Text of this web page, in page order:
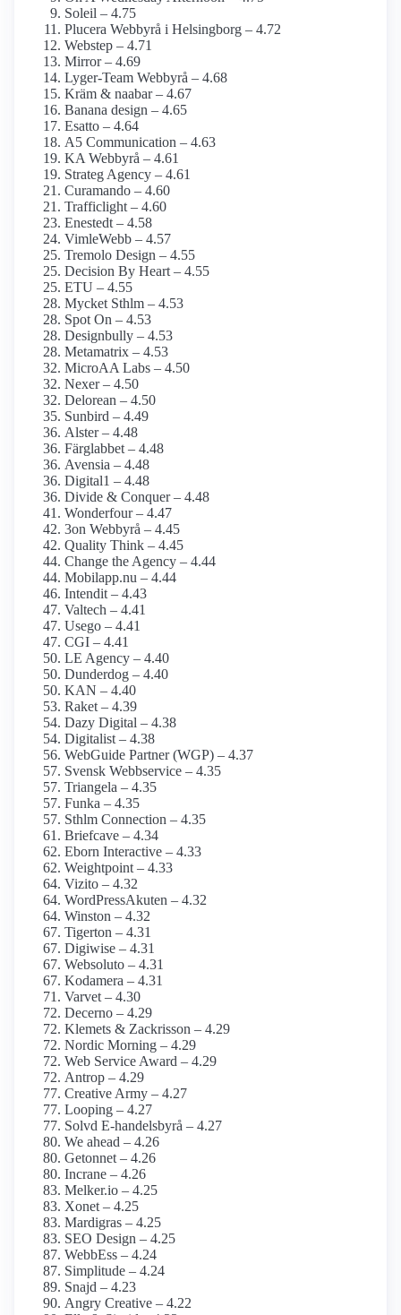
Soleil – 4.75
Plucera Webbyrå i Helsingborg – 4.72
Webstep – 4.71
Mirror – 4.69
Lyger-Team Webbyrå – 4.68
Kräm & naabar – 4.67
Banana design – 4.65
Esatto – 4.64
A5 Communication – 4.63
KA Webbyrå – 4.61
Strateg Agency – 4.61
Curamando – 4.60
Trafficlight – 4.60
Enestedt – 4.58
VimleWebb – 4.57
Tremolo Design – 4.55
Decision By Heart – 4.55
ETU – 4.55
Mycket Sthlm – 4.53
Spot On – 4.53
Designbully – 4.53
Metamatrix – 4.53
MicroAA Labs – 4.50
Nexer – 4.50
Delorean – 4.50
Sunbird – 4.49
Alster – 4.48
Färglabbet – 4.48
Avensia – 4.48
Digital1 – 4.48
Divide & Conquer – 4.48
Wonderfour – 4.47
3on Webbyrå – 4.45
Quality Think – 4.45
Change the Agency – 4.44
Mobilapp.nu – 4.44
Intendit – 4.43
Valtech – 4.41
Usego – 4.41
CGI – 4.41
LE Agency – 4.40
Dunderdog – 4.40
KAN – 4.40
Raket – 4.39
Dazy Digital – 4.38
Digitalist – 4.38
WebGuide Partner (WGP) – 4.37
Svensk Webbservice – 4.35
Triangela – 4.35
Funka – 4.35
Sthlm Connection – 4.35
Briefcave – 4.34
Eborn Interactive – 4.33
Weightpoint – 4.33
Vizito – 4.32
WordPressAkuten – 4.32
Winston – 4.32
Tigerton – 4.31
Digiwise – 4.31
Websoluto – 4.31
Kodamera – 4.31
Varvet – 4.30
Decerno – 4.29
Klemets & Zackrisson – 4.29
Nordic Morning – 4.29
Web Service Award – 4.29
Antrop – 4.29
Creative Army – 4.27
Looping – 4.27
Solvd E-handelsbyrå – 4.27
We ahead – 4.26
Getonnet – 4.26
Incrane – 4.26
Melker.io – 4.25
Xonet – 4.25
Mardigras – 4.25
SEO Design – 4.25
WebbEss – 4.24
Simplitude – 4.24
Snajd – 4.23
Angry Creative – 4.22